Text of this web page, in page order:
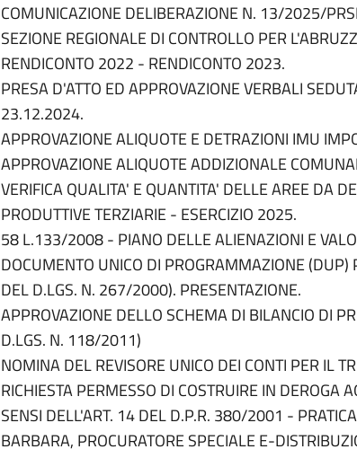
COMUNICAZIONE DELIBERAZIONE N. 13/2025/
SEZIONE REGIONALE DI CONTROLLO PER
RENDICONTO 2022 - RENDICONTO 2023.
PRESA D'ATTO ED APPROVAZIONE VERBALI
23.12.2024.
APPROVAZIONE ALIQUOTE E DETRAZIONI IMU
APPROVAZIONE ALIQUOTE ADDIZIONALE
VERIFICA QUALITA' E QUANTITA' DELLE AREE DA
PRODUTTIVE TERZIARIE - ESERCIZIO 2025.
58 L.133/2008 - PIANO DELLE ALIENAZIONI E
DOCUMENTO UNICO DI PROGRAMMAZIONE
DEL D.LGS. N. 267/2000). PRESENTAZIONE.
APPROVAZIONE DELLO SCHEMA DI BILANCIO DI
D.LGS. N. 118/2011)
NOMINA DEL REVISORE UNICO DEI CONTI PER IL
RICHIESTA PERMESSO DI COSTRUIRE IN DEROGA
SENSI DELL'ART. 14 DEL D.P.R. 380/2001 -
BARBARA, PROCURATORE SPECIALE E-